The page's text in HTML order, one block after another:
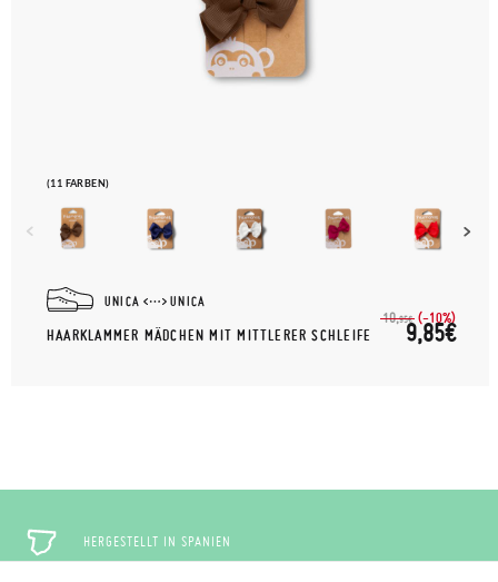
(11 FARBEN)
UNICA UNICA
HAARKLAMMER MÄDCHEN MIT MITTLERER SCHLEIFE
10,95€ (-10%)
9,85€
HERGESTELLT IN SPANIEN